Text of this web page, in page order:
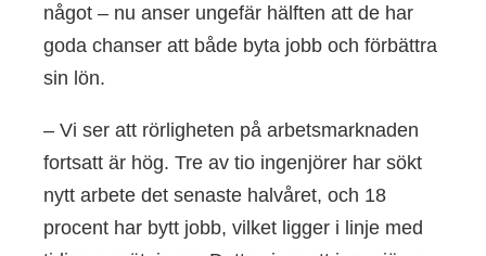
något – nu anser ungefär hälften att de har
goda chanser att både byta jobb och förbättra
sin lön.
– Vi ser att rörligheten på arbetsmarknaden
fortsatt är hög. Tre av tio ingenjörer har sökt
nytt arbete det senaste halvåret, och 18
procent har bytt jobb, vilket ligger i linje med